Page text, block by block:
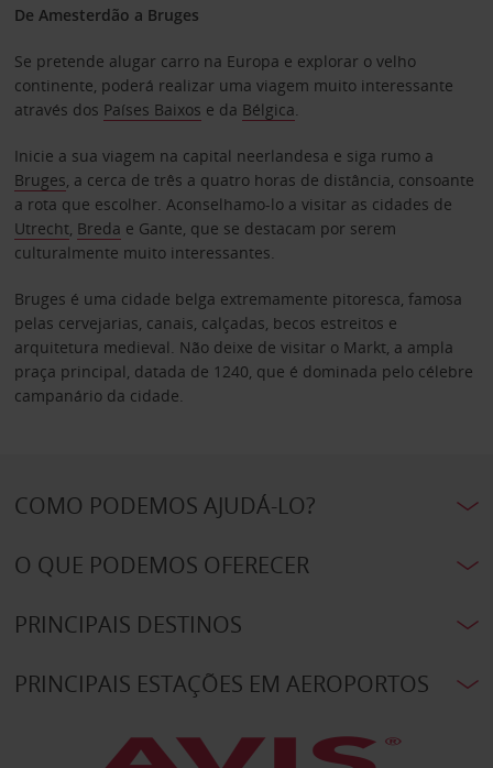
De Amesterdão a Bruges
Se pretende alugar carro na Europa e explorar o velho
continente, poderá realizar uma viagem muito interessante
através dos Países Baixos e da Bélgica.
Inicie a sua viagem na capital neerlandesa e siga rumo a
Bruges, a cerca de três a quatro horas de distância, consoante
a rota que escolher. Aconselhamo-lo a visitar as cidades de
Utrecht, Breda e Gante, que se destacam por serem
culturalmente muito interessantes.
Bruges é uma cidade belga extremamente pitoresca, famosa
pelas cervejarias, canais, calçadas, becos estreitos e
arquitetura medieval. Não deixe de visitar o Markt, a ampla
praça principal, datada de 1240, que é dominada pelo célebre
campanário da cidade.
COMO PODEMOS AJUDÁ-LO?
O QUE PODEMOS OFERECER
PRINCIPAIS DESTINOS
PRINCIPAIS ESTAÇÕES EM AEROPORTOS